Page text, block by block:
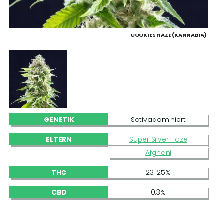
COOKIES HAZE (KANNABIA)
GENETIK Sativadominiert
ELTERN
Super Silver Haze
Afghani
THC 23-25%
CBD 0.3%